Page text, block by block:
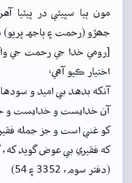
مون ٻيا سڀيئي در ڀيٽيا
جھڙو (رحمت ۽ ٻاجهہ ڀريو)
[رومي خدا جي رحمت جي
اختيار ڪيو آهي:
آنکه بدهد بي اميد و
آن خدايست و خدايست و
کو غني است و جز جمله
که فقيري بي عوض گويد که،
(دفتر سوم، 3352 ۽ 54)